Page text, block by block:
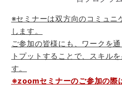
※セミナーは双方向のコミュニ
します。
ご参加の皆様にも、ワークを
トプットすることで、スキル
す。
※zoomセミナーのご参加の際